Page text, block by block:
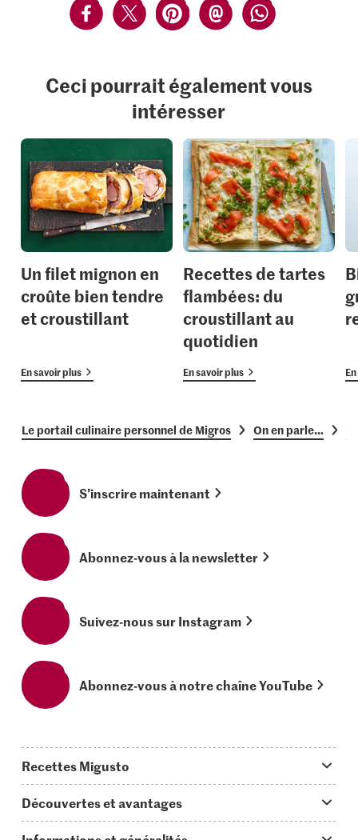
Ceci pourrait également vous
intéresser
Un filet mignon en
croûte bien tendre
et croustillant
En savoir plus
Recettes de tartes
flambées: du
croustillant au
quotidien
En savoir plus
Le portail culinaire personnel de Migros On en parle…
S’inscrire maintenant
Abonnez-vous à la newsletter
Suivez-nous sur Instagram
Abonnez-vous à notre chaîne YouTube
Recettes Migusto
Idées de menus
Découvertes et avantages